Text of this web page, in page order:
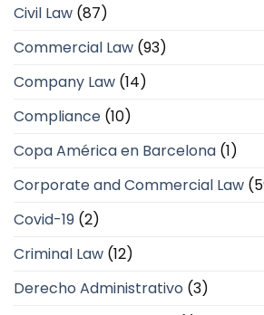
Civil Law (87)
Commercial Law (93)
Company Law (14)
Compliance (10)
Copa América en Barcelona (1)
Corporate and Commercial Law
Covid-19 (2)
Criminal Law (12)
Derecho Administrativo (3)